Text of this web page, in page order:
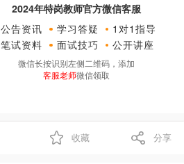
2024年特岗教师官方微信客服
公告资讯
学习答疑
1对1指导
笔试资料
面试技巧 公开讲座
微信长按识别左侧二维码，添加
客服老师微信领取
收藏 分享